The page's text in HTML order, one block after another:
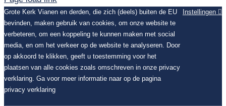
Grote Kerk Vianen en derden, die zich (deels) buiten de EU
bevinden, maken gebruik van cookies, om onze website te
verbeteren, om een koppeling te kunnen maken met social
media, en om het verkeer op de website te analyseren. Door
op akkoord te klikken, geeft u toestemming voor het
plaatsen van alle cookies zoals omschreven in onze privacy
verklaring. Ga voor meer informatie naar op de pagina
privacy verklaring
Instellingen